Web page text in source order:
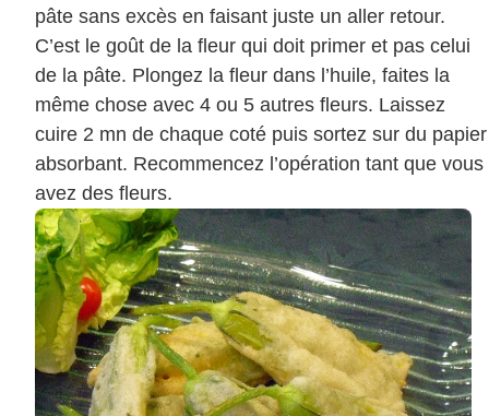
pâte sans excès en faisant juste un aller retour.
C’est le goût de la fleur qui doit primer et pas celui
de la pâte. Plongez la fleur dans l’huile, faites la
même chose avec 4 ou 5 autres fleurs. Laissez
cuire 2 mn de chaque coté puis sortez sur du papier
absorbant. Recommencez l’opération tant que vous
avez des fleurs.